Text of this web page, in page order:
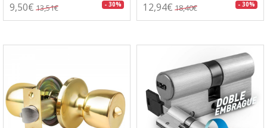
9,50€ 13,51€ - 30% 12,94€ 18,40€ - 30%